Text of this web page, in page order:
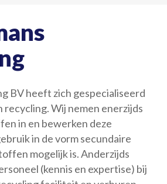
BV heeft zich gespecialiseerd
recycling. Wij nemen enerzijds
in en bewerken deze
in de vorm secundaire
mogelijk is. Anderzijds
(kennis en expertise) bij